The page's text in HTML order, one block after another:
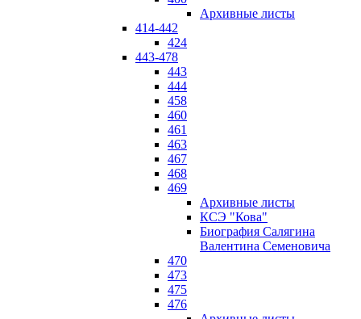
Архивные листы
414-442
424
443-478
443
444
458
460
461
463
467
468
469
Архивные листы
КСЭ "Кова"
Биография Салягина
Валентина Семеновича
470
473
475
476